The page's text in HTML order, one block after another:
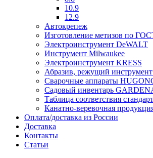
10.9
12.9
Автокрепеж
Изготовление метизов по
Электроинструмент DeWALT
Инструмент Milwaukee
Электроинструмент KRESS
Абразив, режущий
Сварочные аппараты
Садовый инвентарь
Таблица соответствия
Канатно-веревочная
Оплата/доставка из России
Доставка
Контакты
Статьи